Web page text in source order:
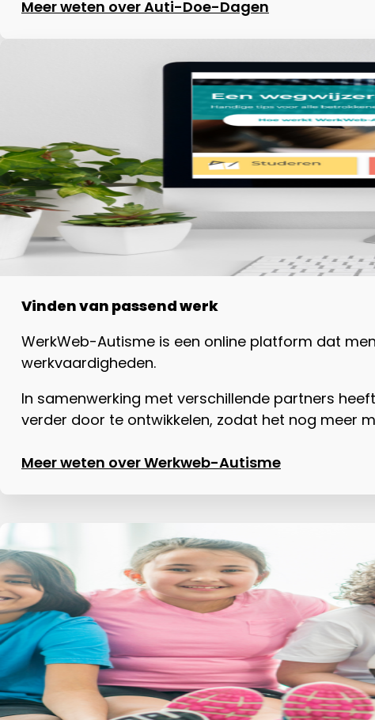
Meer weten over Auti-Doe-Dagen
Vinden van passend werk
WerkWeb-Autisme is een online platform dat
werkvaardigheden.
In samenwerking met verschillende partners
verder door te ontwikkelen, zodat het nog meer
Meer weten over Werkweb-Autisme